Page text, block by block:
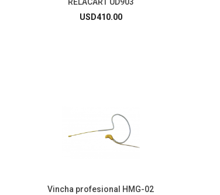
USD410.00
Vincha profesional HMG-02